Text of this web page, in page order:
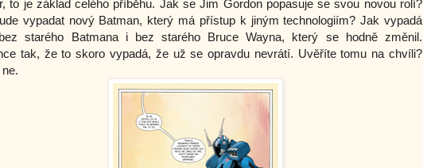
to je základ celého příběhu. Jak se Jim Gordon popasuje se svou novou rolí?
vypadat nový Batman, který má přístup k jiným technologiím? Jak vypadá
starého Batmana i bez starého Bruce Wayna, který se hodně změnil.
tak, že to skoro vypadá, že už se opravdu nevrátí. Uvěříte tomu na chvíli?